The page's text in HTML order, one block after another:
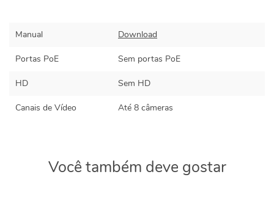
Manual Download
Portas PoE Sem portas PoE
HD Sem HD
Canais de Vídeo Até 8 câmeras
Você também deve gostar